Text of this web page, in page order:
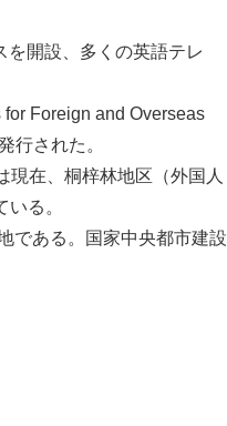
開設、多くの英語テレ
Foreign and Overseas
行された。
在、桐梓林地区（外国人
る。
である。国家中央都市建設